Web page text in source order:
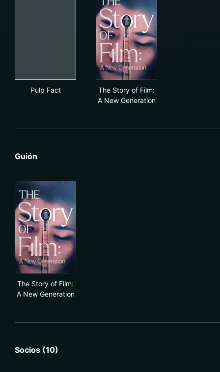
Pulp Fact
The Story of Film:
A New Generation
Guión
The Story of Film:
A New Generation
Socios (10)